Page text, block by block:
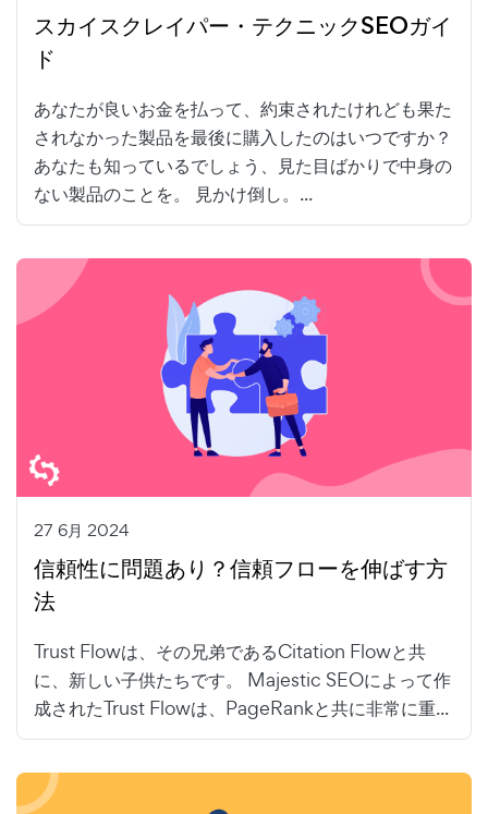
スカイスクレイパー・テクニックSEOガイ
ド
あなたが良いお金を払って、約束されたけれども果た
されなかった製品を最後に購入したのはいつですか？
あなたも知っているでしょう、見た目ばかりで中身の
ない製品のことを。 見かけ倒し。...
27 6月 2024
信頼性に問題あり？信頼フローを伸ばす方
法
Trust Flowは、その兄弟であるCitation Flowと共
に、新しい子供たちです。 Majestic SEOによって作
成されたTrust Flowは、PageRankと共に非常に重...